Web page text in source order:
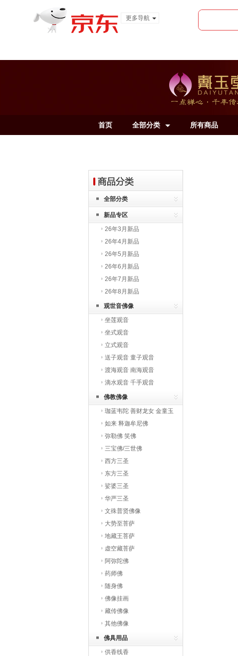
更多导航
首页 全部分类 所有商品
全部分类
新品专区
26年3月新品
26年4月新品
26年5月新品
26年6月新品
26年7月新品
26年8月新品
观世音佛像
坐莲观音
坐式观音
立式观音
送子观音 童子观音
渡海观音 南海观音
滴水观音 千手观音
佛教佛像
珈蓝韦陀 善财龙女 金童玉
女 罗汉
如来 释迦牟尼佛
弥勒佛 笑佛
三宝佛/三世佛
西方三圣
东方三圣
娑婆三圣
华严三圣
文殊普贤佛像
大势至菩萨
地藏王菩萨
虚空藏菩萨
阿弥陀佛
药师佛
随身佛
佛像挂画
藏传佛像
其他佛像
佛具用品
供香线香